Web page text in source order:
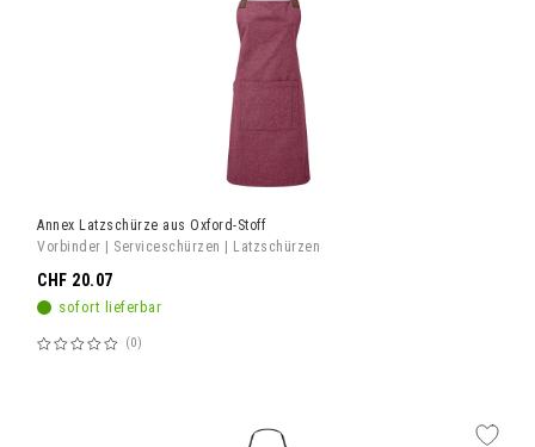
Annex Latzschürze aus Oxford-Stoff
Vorbinder | Serviceschürzen | Latzschürzen
sofort lieferbar
Bewertung:
0
CHF 20.07